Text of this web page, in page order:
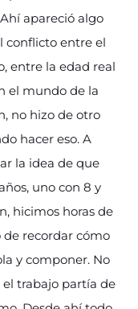
apareció algo
conflicto entre el
entre la edad real
el mundo de la
no hizo de otro
hacer eso. A
la idea de que
uno con 8 y
hicimos horas de
de recordar cómo
y componer. No
el trabajo partía de